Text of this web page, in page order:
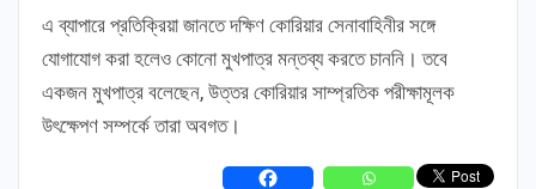
এ ব্যাপারে প্রতিক্রিয়া জানতে দক্ষিণ কোরিয়ার সেনাবাহিনীর সঙ্গে
যোগাযোগ করা হলেও কোনো মুখপাত্র মন্তব্য করতে চাননি। তবে
একজন মুখপাত্র বলেছেন, উত্তর কোরিয়ার সাম্প্রতিক পরীক্ষামূলক
উৎক্ষেপণ সম্পর্কে তারা অবগত।